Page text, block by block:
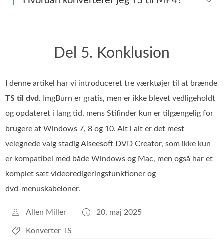
Del 5. Konklusion
I denne artikel har vi introduceret tre værktøjer til at brænde
TS til dvd . ImgBurn er gratis, men er ikke blevet vedligeholdt
og opdateret i lang tid, mens Stifinder kun er tilgængelig for
brugere af Windows 7, 8 og 10. Alt i alt er det mest
velegnede valg stadig Aiseesoft DVD Creator, som ikke kun
er kompatibel med både Windows og Mac, men også har et
komplet sæt videoredigeringsfunktioner og
dvd‑menuskabeloner.
Allen Miller 20. maj 2025
Konverter TS